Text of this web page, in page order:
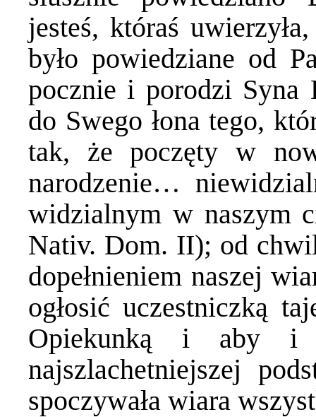
jesteś, któraś
było powiedziane od
pocznie i porodzi Syna
do Swego łona tego,
tak, że poczęty w
narodzenie…
widzialnym w naszym
Nativ. Dom. II); od
dopełnieniem naszej
ogłosić uczestniczką
Opiekunką i aby
najszlachetniejszej
spoczywała wiara